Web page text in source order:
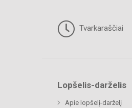
Tvarkaraščiai
Lopšelis-darželis
Apie lopšelį-darželį